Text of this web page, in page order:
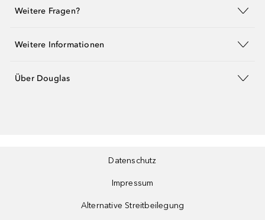
Weitere Fragen?
Weitere Informationen
Über Douglas
Datenschutz
Impressum
Alternative Streitbeilegung